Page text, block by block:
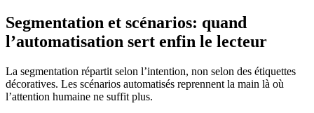
Segmentation et scénarios: quand
l’automatisation sert enfin le lecteur
La segmentation répartit selon l’intention, non selon des étiquettes
décoratives. Les scénarios automatisés reprennent la main là où
l’attention humaine ne suffit plus.